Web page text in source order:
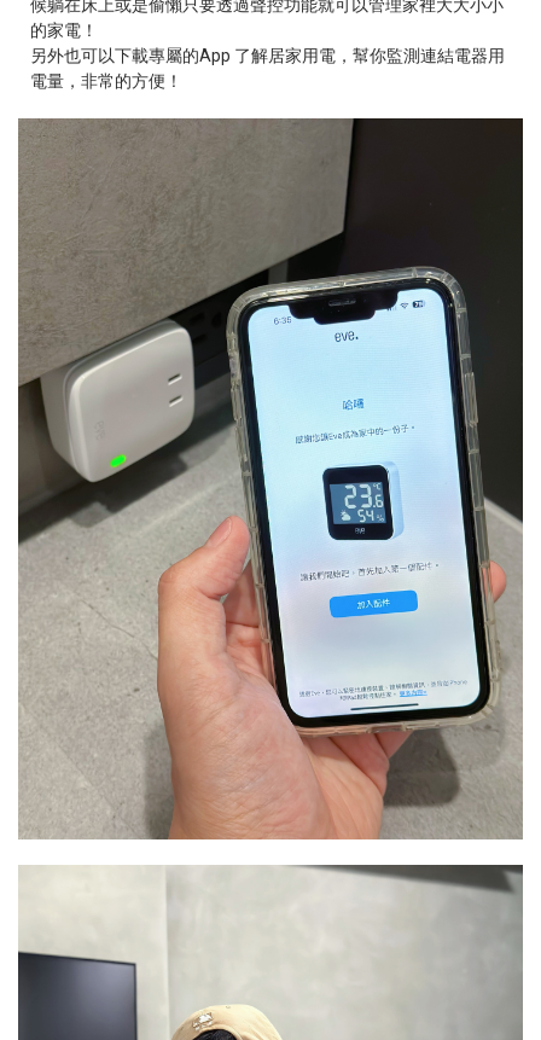
候躺在床上或是偷懶只要透過聲控功能就可以管理家裡大大小小
的家電！
另外也可以下載專屬的App 了解居家用電，幫你監測連結電器用
電量，非常的方便！